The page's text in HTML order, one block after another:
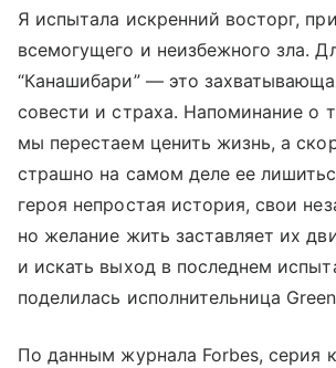
Я испытала искренний восторг,
всемогущего и неизбежного зла.
“Канашибари” — это
совести и страха. Напоминание о
мы перестаем ценить жизнь, а
страшно на самом деле ее
героя непростая история, свои
но желание жить заставляет их
и искать выход в последнем
поделилась исполнительница
По данным журнала Forbes, серия